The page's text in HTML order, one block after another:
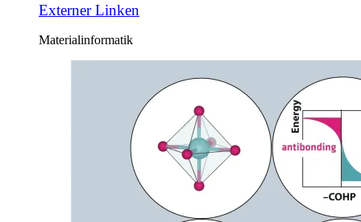
Externer Linken
Materialinformatik